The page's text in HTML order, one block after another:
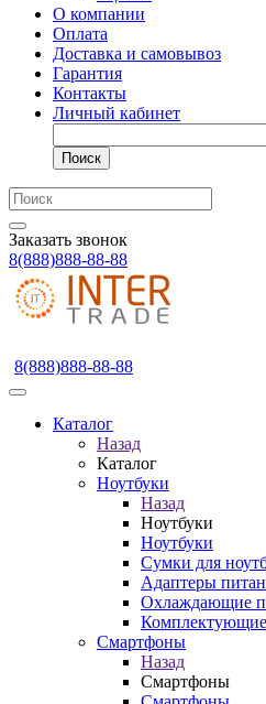
О компании
Оплата
Доставка и самовывоз
Гарантия
Контакты
Личный кабинет
Поиск
Заказать звонок
8(888)888-88-88
8(888)888-88-88
Каталог
Назад
Каталог
Ноутбуки
Назад
Ноутбуки
Ноутбуки
Сумки для
Адаптеры
Охлаждающие
Комплектующие
Смартфоны
Назад
Смартфоны